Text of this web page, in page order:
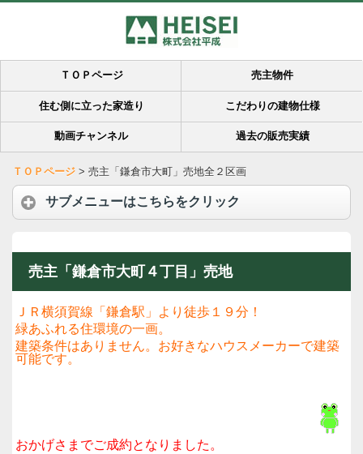
ＴＯＰページ 売主物件
住む側に立った家造り こだわりの建物仕様
動画チャンネル 過去の販売実績
ＴＯＰページ > 売主「鎌倉市大町」売地全２区画
サブメニューはこちらをクリック
売主「鎌倉市大町４丁目」売地
ＪＲ横須賀線「鎌倉駅」より徒歩１９分！
緑あふれる住環境の一画。
建築条件はありません。お好きなハウスメーカーで建築
可能です。
おかげさまでご成約となりました。